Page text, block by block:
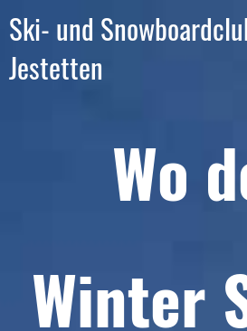
Ski- und
Jestetten
Wo
Winter